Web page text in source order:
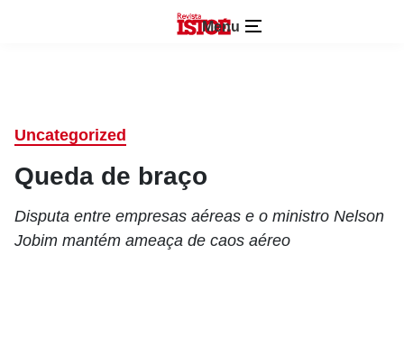
Menu
Uncategorized
Queda de braço
Disputa entre empresas aéreas e o ministro Nelson
Jobim mantém ameaça de caos aéreo